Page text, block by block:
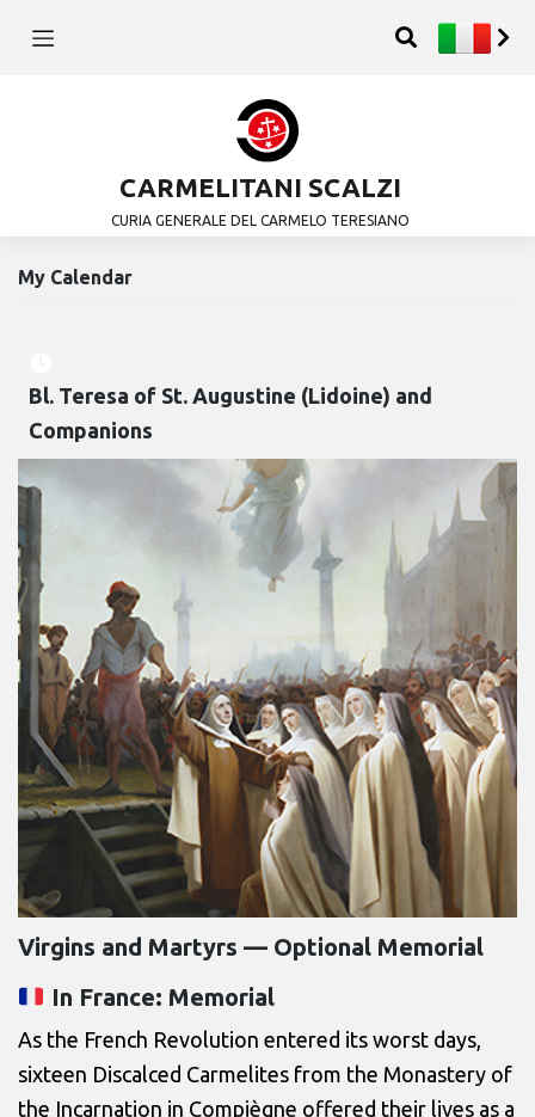
CARMELITANI SCALZI
CURIA GENERALE DEL CARMELO TERESIANO
My Calendar
Bl. Teresa of St. Augustine (Lidoine) and
Companions
Virgins and Martyrs — Optional Memorial
In France: Memorial
As the French Revolution entered its worst days,
sixteen Discalced Carmelites from the Monastery of
the Incarnation in Compiègne offered their lives as a